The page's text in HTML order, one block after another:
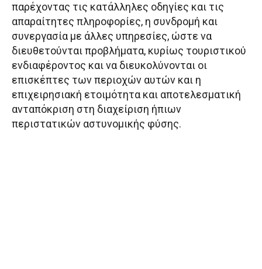
παρέχοντας τις κατάλληλες οδηγίες και τις
απαραίτητες πληροφορίες, η συνδρομή και
συνεργασία με άλλες υπηρεσίες, ώστε να
διευθετούνται προβλήματα, κυρίως τουριστικού
ενδιαφέροντος και να διευκολύνονται οι
επισκέπτες των περιοχών αυτών και η
επιχειρησιακή ετοιμότητα και αποτελεσματική
ανταπόκριση στη διαχείριση ήπιων
περιστατικών αστυνομικής φύσης.